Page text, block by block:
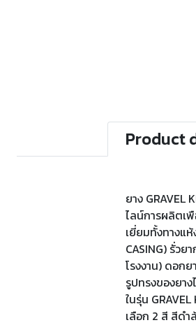
Product
ยาง GRAVEL
ไลน์การผลิตเ
เยี่ยมทั้งทางแ
CASING) รั่ว
โรงงาน) ดอกย
รูปทรงของยา
ในรุ่น
เลือก 2 สี สีดำ